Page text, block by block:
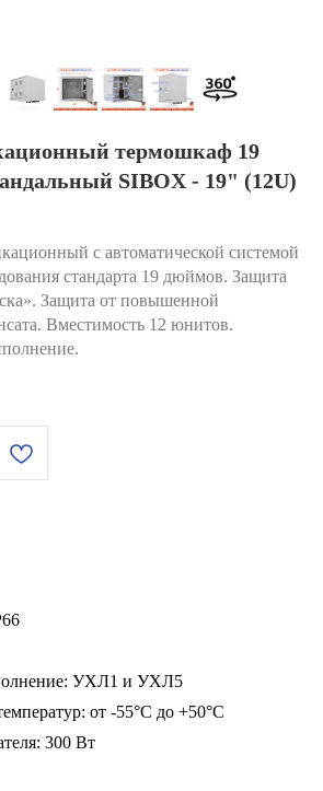
термошкаф 19
SIBOX - 19" (12U)
с автоматической системой
стандарта 19 дюймов. Защита
Защита от повышенной
Вместимость 12 юнитов.
УХЛ1 и УХЛ5
от -55°C до +50°C
300 Вт